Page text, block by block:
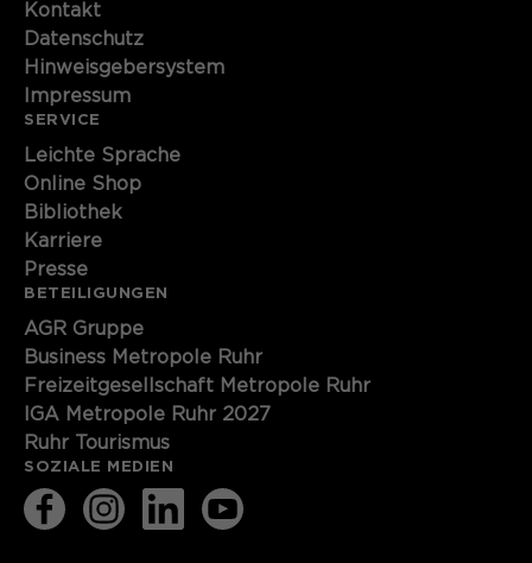
Kontakt
Datenschutz
Hinweisgebersystem
Impressum
SERVICE
Leichte Sprache
Online Shop
Bibliothek
Karriere
Presse
BETEILIGUNGEN
AGR Gruppe
Business Metropole Ruhr
Freizeitgesellschaft Metropole Ruhr
IGA Metropole Ruhr 2027
Ruhr Tourismus
SOZIALE MEDIEN